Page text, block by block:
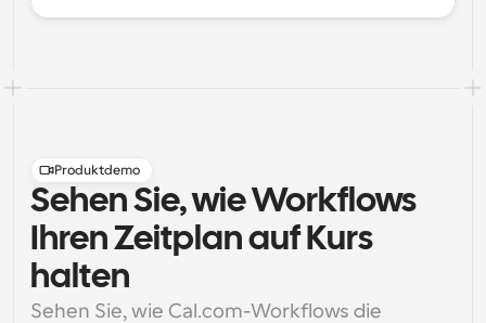
Produktdemo
Sehen Sie, wie Workflows
Ihren Zeitplan auf Kurs
halten
Sehen Sie, wie Cal.com-Workflows die